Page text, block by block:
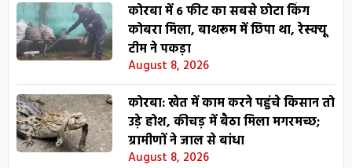
कोरबा में 6 फीट का सबसे छोटा किंग
कोबरा मिला, बाथरूम में छिपा था, रेस्क्यू
टीम ने पकड़ा
August 8, 2026
कोरबा: खेत में काम करने पहुंचे किसान तो
उड़े होश, कीचड़ में बैठा मिला मगरमच्छ;
ग्रामीणों ने जाल से बांधा
August 8, 2026